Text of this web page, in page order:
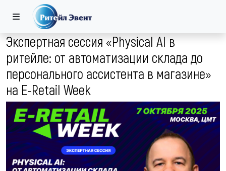
Экспертная сессия «Physical AI в
ритейле: от автоматизации склада до
персонального ассистента в магазине»
на E-Retail Week